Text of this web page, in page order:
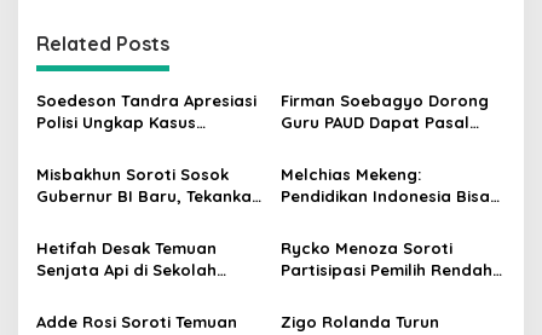
n
a
v
g
a
t
i
o
Related Posts
Soedeson Tandra Apresiasi
Polisi Ungkap Kasus
Tahun di Tapsel
Firman Soebagyo Dorong
Guru PAUD Dapat Pasal
Misbakhun Soroti Sosok
Gubernur BI Baru, Tekankan
Melchias Mekeng:
Pendidikan Indonesia Bisa
Diabaikan
Hetifah Desak Temuan
Senjata Api di Sekolah
Rycko Menoza Soroti
Partisipasi Pemilih Rendah
Edukasi Politik
Adde Rosi Soroti Temuan
Zigo Rolanda Turun